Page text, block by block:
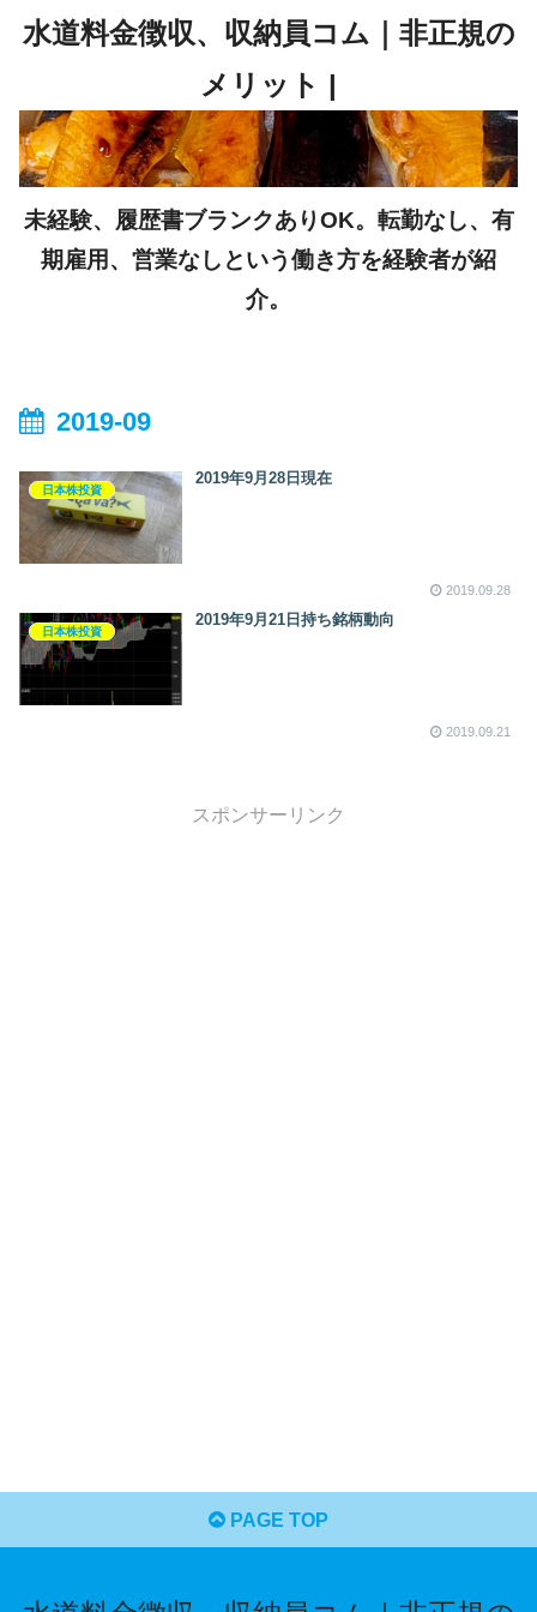
未経験、履歴書ブランクありOK。転勤なし、有
期雇用、営業なしという働き方を経験者が紹
介。
2019-09
日本株投資
2019年9月28日現在
2019.09.28
日本株投資
2019年9月21日持ち銘柄動向
2019.09.21
スポンサーリンク
PAGE TOP